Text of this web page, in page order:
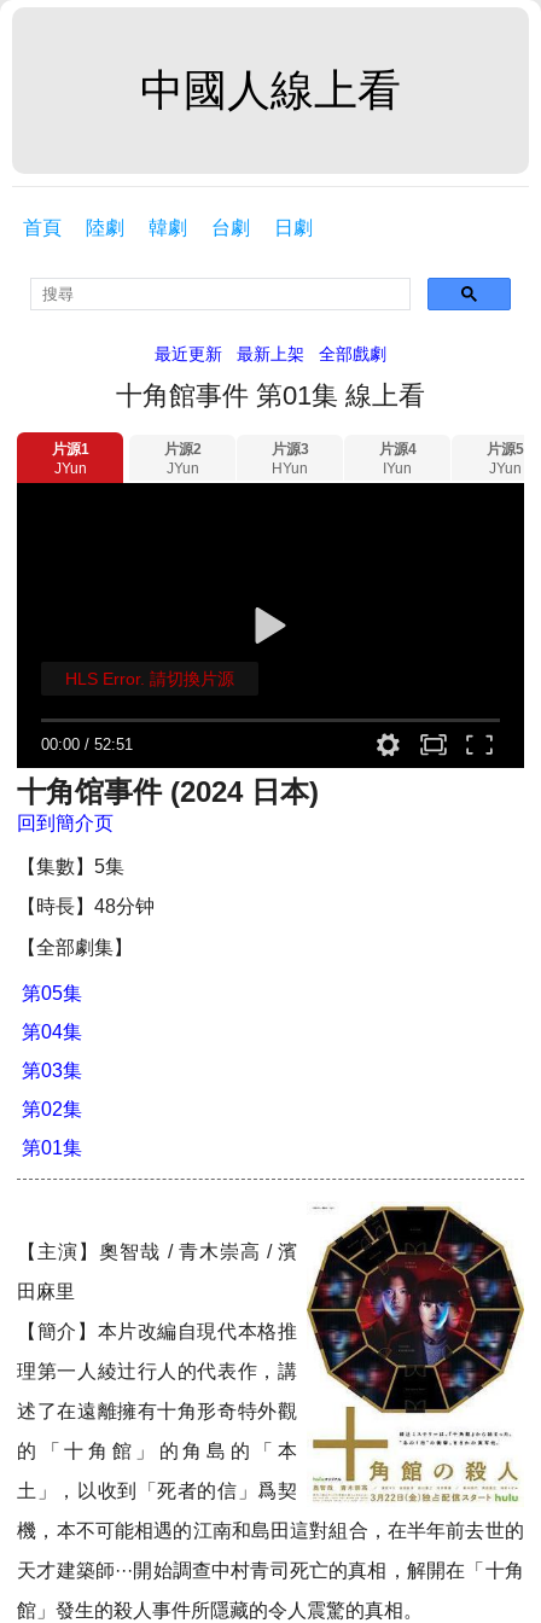
中國人線上看
首頁 陸劇 韓劇 台劇 日劇
最近更新 最新上架 全部戲劇
十角館事件 第01集 線上看
片源1
JYun
片源2
JYun
片源3
HYun
片源4
IYun
片源5
JYun
00:00 /52:51
HLS Error. 請切換片源
十角馆事件 (2024 日本)
回到簡介页
【集數】5集
【時長】48分钟
【全部劇集】
第05集
第04集
第03集
第02集
第01集
【主演】奧智哉 / 青木崇高 / 濱
田麻里
【簡介】本片改編自現代本格推
理第一人綾辻行人的代表作，講
述了在遠離擁有十角形奇特外觀
的「十角館」的角島的「本
土」，以收到「死者的信」爲契
機，本不可能相遇的江南和島田這對組合，在半年前去世的
天才建築師···開始調查中村青司死亡的真相，解開在「十角
館」發生的殺人事件所隱藏的令人震驚的真相。